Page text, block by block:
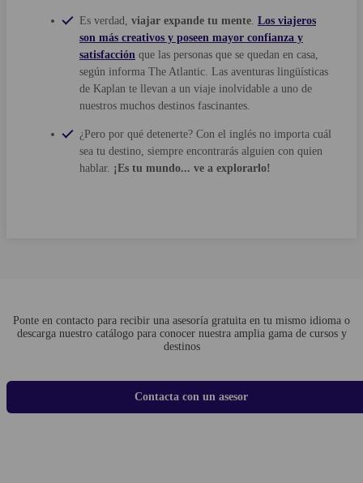
Es verdad, viajar expande tu mente. Los viajeros
son más creativos y poseen mayor confianza y
satisfacción que las personas que se quedan en casa,
según informa The Atlantic. Las aventuras lingüísticas
de Kaplan te llevan a un viaje inolvidable a uno de
nuestros muchos destinos fascinantes.
¿Pero por qué detenerte? Con el inglés no importa cuál
sea tu destino, siempre encontrarás alguien con quien
hablar. ¡Es tu mundo... ve a explorarlo!
Ponte en contacto para recibir una asesoría gratuita en tu mismo idioma o
descarga nuestro catálogo para conocer nuestra amplia gama de cursos y
destinos
Contacta con un asesor